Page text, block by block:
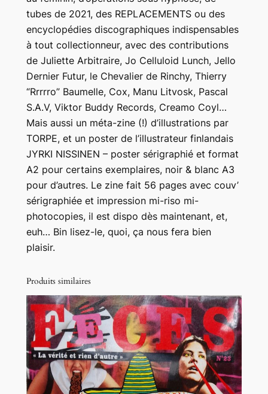
c
o
6
tubes de 2021, des REPLACEMENTS ou des
encyclopédies discographiques indispensables
à tout collectionneur, avec des contributions
de Juliette Arbitraire, Jo Celluloid Lunch, Jello
Dernier Futur, le Chevalier de Rinchy, Thierry
“Rrrrro” Baumelle, Cox, Manu Litvosk, Pascal
S.A.V, Viktor Buddy Records, Creamo Coyl…
Mais aussi un méta-zine (!) d’illustrations par
TORPE, et un poster de l’illustrateur finlandais
JYRKI NISSINEN – poster sérigraphié et format
A2 pour certains exemplaires, noir & blanc A3
pour d’autres. Le zine fait 56 pages avec couv’
sérigraphiée et impression mi-riso mi-
photocopies, il est dispo dès maintenant, et,
euh… Bin lisez-le, quoi, ça nous fera bien
plaisir.
Produits similaires